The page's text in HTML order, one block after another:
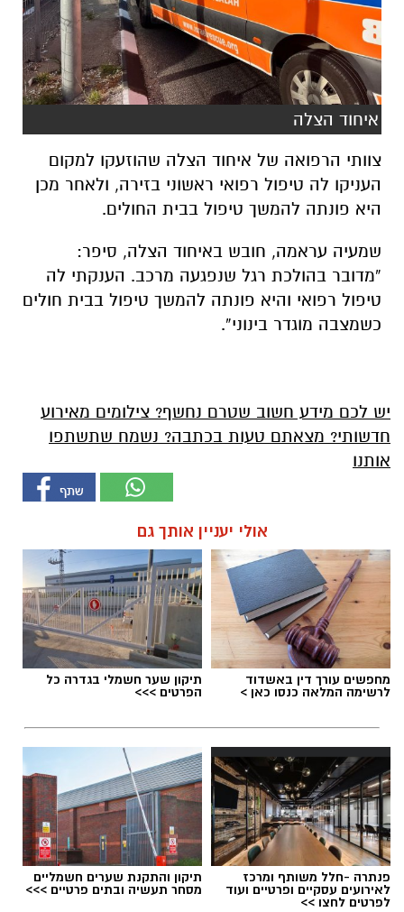
איחוד הצלה
צוותי הרפואה של איחוד הצלה שהוזעקו למקום
העניקו לה טיפול רפואי ראשוני בזירה, ולאחר מכן
היא פונתה להמשך טיפול בבית החולים.
שמעיה עראמה, חובש באיחוד הצלה, סיפר:
“מדובר בהולכת רגל שנפגעה מרכב. הענקתי לה
טיפול רפואי והיא פונתה להמשך טיפול בבית חולים
כשמצבה מוגדר בינוני”.
יש לכם מידע חשוב שטרם נחשף? צילומים מאירוע
חדשותי? מצאתם טעות בכתבה? נשמח שתשתפו
אותנו
אולי יעניין אותך גם
מחפשים עורך דין באשדוד
לרשימה המלאה כנסו כאן >
תיקון שער חשמלי בגדרה כל
הפרטים >>>
פנתרה -חלל משותף ומרכז
לאירועים עסקיים ופרטיים ועוד
לפרטים לחצו >>
תיקון והתקנת שערים חשמליים
מסחר תעשיה ובתים פרטיים >>>